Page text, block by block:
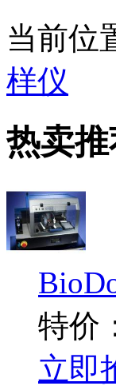
当前位
样仪
热卖
特价
立即